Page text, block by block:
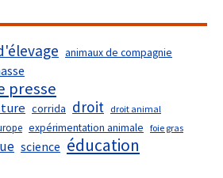
animaux de compagnie
presse
corrida droit droit animal
expérimentation animale foie gras
science éducation